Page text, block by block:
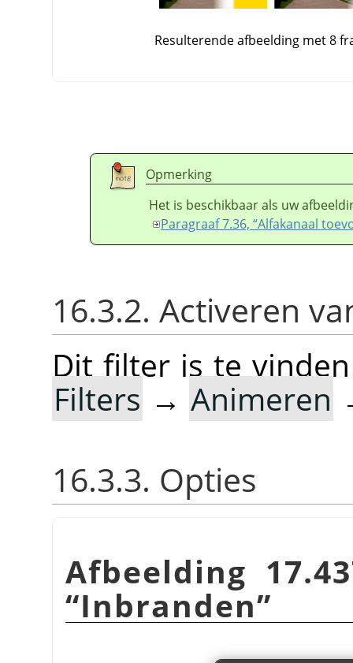
Resulterende afbeelding met 8
Opmerking
Het is beschikbaar als uw
Paragraaf 7.36, “Alfakanaal
16.3.2. Activeren
Dit filter is te
Filters → Animeren
16.3.3. Opties
Afbeelding
“Inbranden”